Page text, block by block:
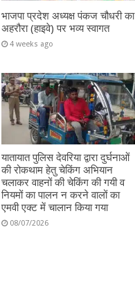
भाजपा प्रदेश अध्यक्ष पंकज चौधरी का
अहरौरा (हाइवे) पर भव्य स्वागत
4 weeks ago
यातायात पुलिस देवरिया द्वारा दुर्घनाओं
की रोकथाम हेतु चेकिंग अभियान
चलाकर वाहनों की चेकिंग की गयी व
नियमों का पालन न करने वालों का
एमवी एक्ट में चालान किया गया
08/07/2026